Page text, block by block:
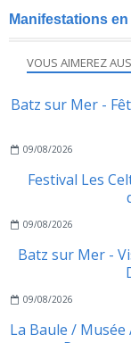
VOUS AIMEREZ
Batz sur Mer -
09/08/2026
Festival Les
09/08/2026
Batz sur Mer -
09/08/2026
La Baule / Musée
Manifestations